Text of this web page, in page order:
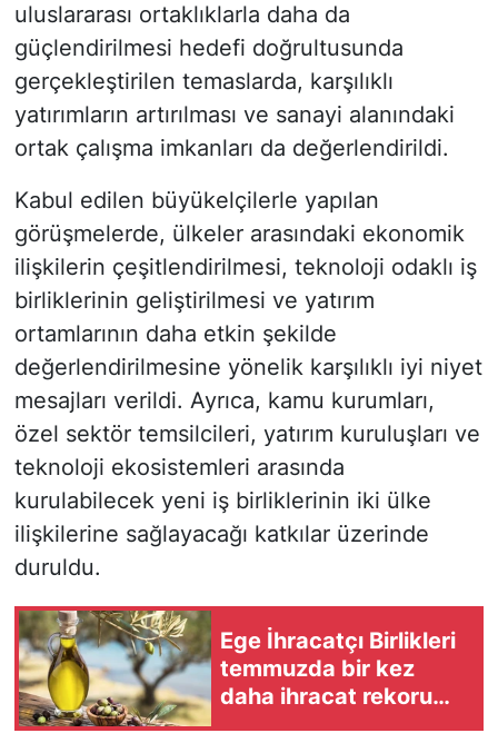
uluslararası ortaklıklarla daha da
güçlendirilmesi hedefi doğrultusunda
gerçekleştirilen temaslarda, karşılıklı
yatırımların artırılması ve sanayi alanındaki
ortak çalışma imkanları da değerlendirildi.
Kabul edilen büyükelçilerle yapılan
görüşmelerde, ülkeler arasındaki ekonomik
ilişkilerin çeşitlendirilmesi, teknoloji odaklı iş
birliklerinin geliştirilmesi ve yatırım
ortamlarının daha etkin şekilde
değerlendirilmesine yönelik karşılıklı iyi niyet
mesajları verildi. Ayrıca, kamu kurumları,
özel sektör temsilcileri, yatırım kuruluşları ve
teknoloji ekosistemleri arasında
kurulabilecek yeni iş birliklerinin iki ülke
ilişkilerine sağlayacağı katkılar üzerinde
duruldu.
Ege İhracatçı Birlikleri
temmuzda bir kez
daha ihracat rekoru